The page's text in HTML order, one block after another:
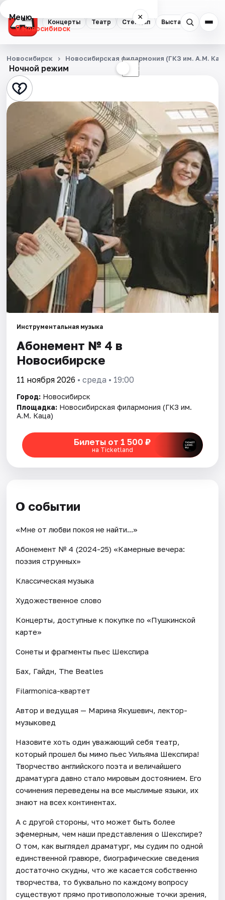
Концерты Театр Стендап Выставки
Меню ×
Новосибирск
Концерты
Театр
Стендап
Квесты
Экскурсии
Спорт
Города
Площадки
Артисты
Ночной режим ☾
Новосибирск Новосибирская филармония (ГКЗ им. А.М.
Инструментальная музыка
Абонемент № 4 в
Новосибирске
11 ноября 2026 • среда • 19:00
Город: Новосибирск
Площадка: Новосибирская филармония (ГКЗ им.
А.М. Каца)
Билеты от 1 500 ₽
на Ticketland
О событии
«Мне от любви покоя не найти...»
Абонемент № 4 (2024-25) «Камерные вечера:
поэзия струнных»
Классическая музыка
Художественное слово
Концерты, доступные к покупке по «Пушкинской
карте»
Сонеты и фрагменты пьес Шекспира
Бах, Гайдн, The Beatles
Filarmonica-квартет
Автор и ведущая — Марина Якушевич, лектор-
музыковед
Назовите хоть один уважающий себя театр,
который прошел бы мимо пьес Уильяма Шекспира!
Творчество английского поэта и величайшего
драматурга давно стало мировым достоянием. Его
сочинения переведены на все мыслимые языки, их
знают на всех континентах.
А с другой стороны, что может быть более
эфемерным, чем наши представления о Шекспире?
О том, как выглядел драматург, мы судим по одной
единственной гравюре, биографические сведения
достаточно скудны, что же касается собственно
творчества, то буквально по каждому вопросу
существуют прямо противоположные точки зрения,